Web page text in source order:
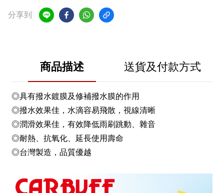
分享到
商品描述 送貨及付款方式
◎具有撥水鍍膜及修補撥水膜的作用
◎撥水效果佳，水滴容易飛散，視線清晰
◎潤滑效果佳，有效降低雨刷跳動、雜音
◎耐熱、抗氧化、延長使用壽命
◎台灣製造，品質優越